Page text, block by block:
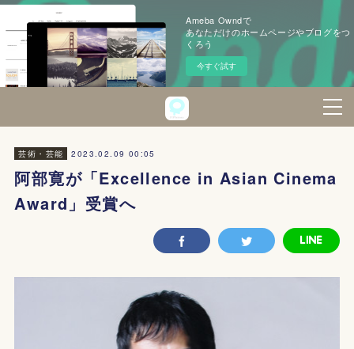
Ameba Owndで
あなただけのホームページやブログをつ
くろう
今すぐ試す
芸術・芸能 2023.02.09 00:05
阿部寛が「Excellence in Asian Cinema
Award」受賞へ